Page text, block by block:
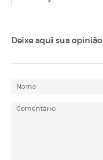
Deixe aqui sua opinião